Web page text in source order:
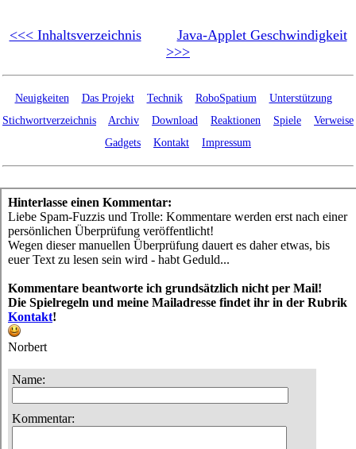
<<< Inhaltsverzeichnis
Java-Applet Geschwindigkeit
>>>
Neuigkeiten Das Projekt Technik RoboSpatium
Unterstützung
Stichwortverzeichnis
Archiv Download Reaktionen Spiele
Verweise
Gadgets
Kontakt Impressum